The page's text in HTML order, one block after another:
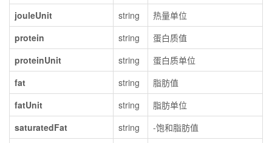
jouleUnit
string
热量单位
protein
string
蛋白质值
proteinUnit
string
蛋白质单位
fat
string
脂肪值
fatUnit
string
脂肪单位
saturatedFat
string
-饱和脂肪值